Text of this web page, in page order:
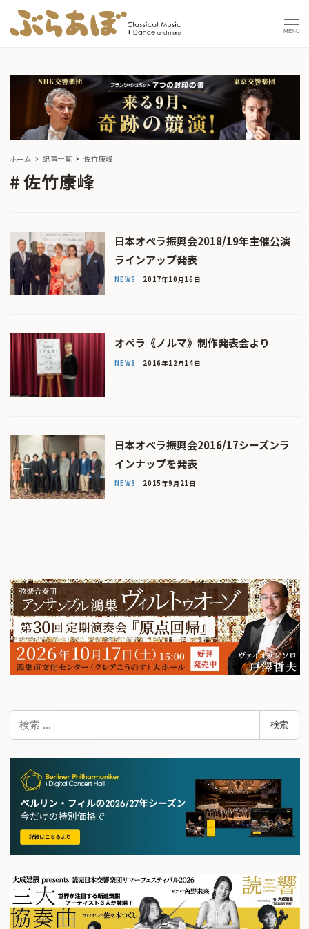
MENU
ホーム 記事一覧 佐竹康峰
佐竹康峰
日本オペラ振興会2018/19年主催公演
ラインアップ発表
NEWS 2017年10月16日
オペラ《ノルマ》制作発表会より
NEWS 2016年12月14日
日本オペラ振興会2016/17シーズンラ
インナップを発表
NEWS 2015年9月21日
検索